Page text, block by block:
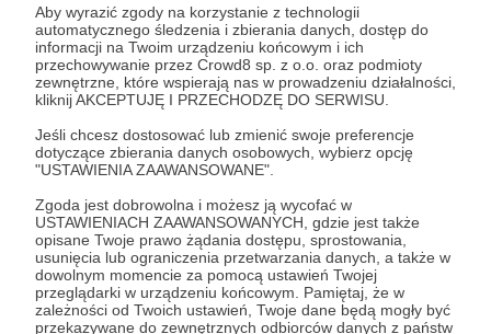
Aby wyrazić zgody na korzystanie z technologii
automatycznego śledzenia i zbierania danych, dostęp do
informacji na Twoim urządzeniu końcowym i ich
przechowywanie przez Crowd8 sp. z o.o. oraz podmioty
zewnętrzne, które wspierają nas w prowadzeniu działalności,
kliknij AKCEPTUJĘ I PRZECHODZĘ DO SERWISU.
Jeśli chcesz dostosować lub zmienić swoje preferencje
dotyczące zbierania danych osobowych, wybierz opcję
"USTAWIENIA ZAAWANSOWANE".
Zgoda jest dobrowolna i możesz ją wycofać w
USTAWIENIACH ZAAWANSOWANYCH, gdzie jest także
opisane Twoje prawo żądania dostępu, sprostowania,
usunięcia lub ograniczenia przetwarzania danych, a także w
dowolnym momencie za pomocą ustawień Twojej
przeglądarki w urządzeniu końcowym. Pamiętaj, że w
zależności od Twoich ustawień, Twoje dane będą mogły być
przekazywane do zewnętrznych odbiorców danych z państw
Dołącz do grona Patronów!